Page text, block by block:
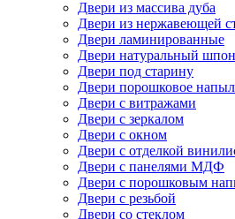
Двери из массива дуба
Двери из нержавеющей
Двери ламинированные
Двери натуральный шпон
Двери под старину
Двери порошковое
Двери с витражами
Двери с зеркалом
Двери с окном
Двери с отделкой
Двери с панелями МДФ
Двери с порошковым
Двери с резьбой
Двери со стеклом